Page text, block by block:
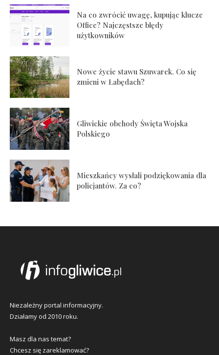
Na co zwrócić uwagę, kupując klucze
Office? Najczęstsze błędy
użytkowników
Nowe życie stawu Szuwarek. Co się
zmieni w Łabędach?
Gliwickie obchody Święta Wojska
Polskiego
Mieszkańcy wysłali podziękowania dla
policjantów. Za co?
Niezależny portal informacyjny.
Działamy od 2010 roku.
Masz dla nas temat?
Chcesz się zareklamować?